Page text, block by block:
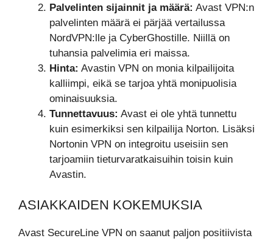
Palvelinten sijainnit ja määrä: Avast VPN:n
palvelinten määrä ei pärjää vertailussa
NordVPN:lle ja CyberGhostille. Niillä on
tuhansia palvelimia eri maissa.
Hinta: Avastin VPN on monia kilpailijoita
kalliimpi, eikä se tarjoa yhtä monipuolisia
ominaisuuksia.
Tunnettavuus: Avast ei ole yhtä tunnettu
kuin esimerkiksi sen kilpailija Norton. Lisäksi
Nortonin VPN on integroitu useisiin sen
tarjoamiin tieturvaratkaisuihin toisin kuin
Avastin.
ASIAKKAIDEN KOKEMUKSIA
Avast SecureLine VPN on saanut paljon positiivista